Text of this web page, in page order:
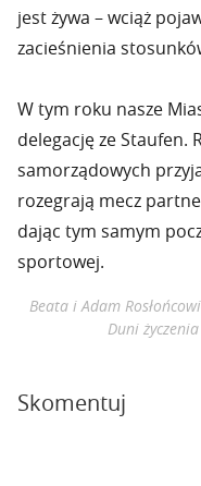
jest żywa – wciąż
zacieśnienia
W tym roku nasze
delegację ze Staufen.
samorządowych
rozegrają mecz
dając tym samym
sportowej.
Beata i Adam
Duni
Skomentuj